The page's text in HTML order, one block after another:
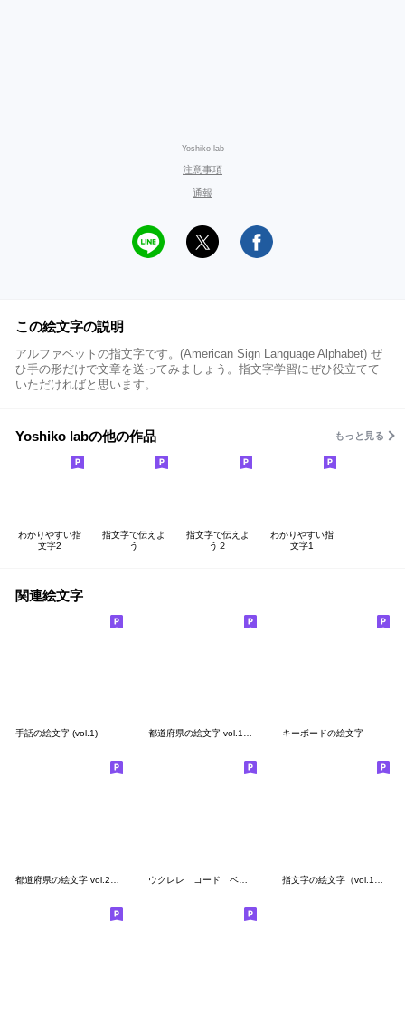
Yoshiko lab
注意事項
通報
この絵文字の説明
アルファベットの指文字です。(American Sign Language Alphabet) ぜ
ひ手の形だけで文章を送ってみましょう。指文字学習にぜひ役立てて
いただければと思います。
Yoshiko labの他の作品 もっと見る
わかりやすい指
文字2
指文字で伝えよ
う
指文字で伝えよ
う２
わかりやすい指
文字1
関連絵文字
手話の絵文字 (vol.1) 都道府県の絵文字 vol.1（1/3） キーボードの絵文字